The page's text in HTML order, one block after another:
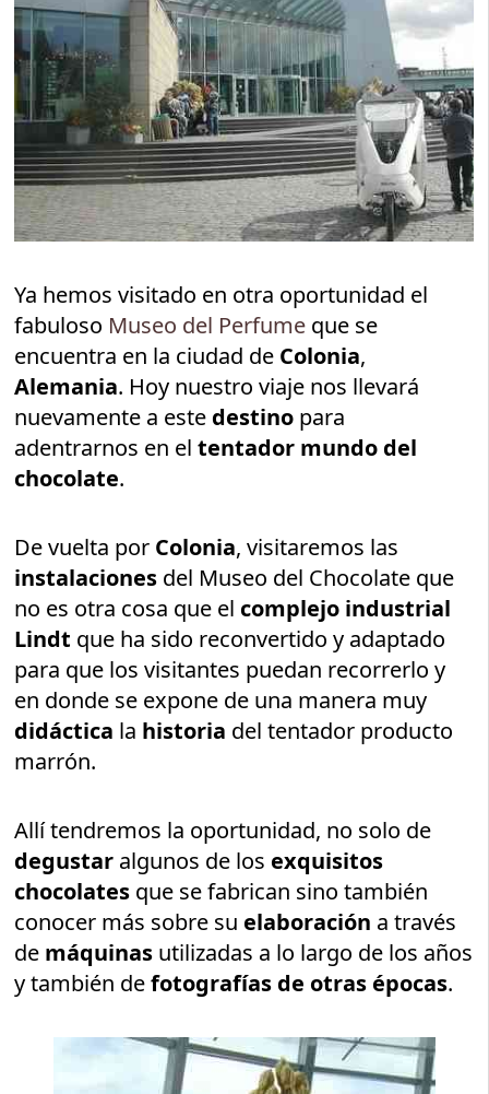
Ya hemos visitado en otra oportunidad el
fabuloso Museo del Perfume que se
encuentra en la ciudad de Colonia,
Alemania. Hoy nuestro viaje nos llevará
nuevamente a este destino para
adentrarnos en el tentador mundo del
chocolate.
De vuelta por Colonia, visitaremos las
instalaciones del Museo del Chocolate que
no es otra cosa que el complejo industrial
Lindt que ha sido reconvertido y adaptado
para que los visitantes puedan recorrerlo y
en donde se expone de una manera muy
didáctica la historia del tentador producto
marrón.
Allí tendremos la oportunidad, no solo de
degustar algunos de los exquisitos
chocolates que se fabrican sino también
conocer más sobre su elaboración a través
de máquinas utilizadas a lo largo de los años
y también defotografías de otras épocas.